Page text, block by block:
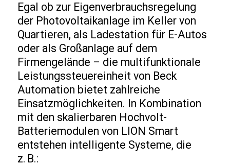
Egal ob zur Eigenverbrauchsregelung
der Photovoltaikanlage im Keller von
Quartieren, als Ladestation für E-Autos
oder als Großanlage auf dem
Firmengelände – die multifunktionale
Leistungssteuereinheit von Beck
Automation bietet zahlreiche
Einsatzmöglichkeiten. In Kombination
mit den skalierbaren Hochvolt-
Batteriemodulen von LION Smart
entstehen intelligente Systeme, die
z. B.: